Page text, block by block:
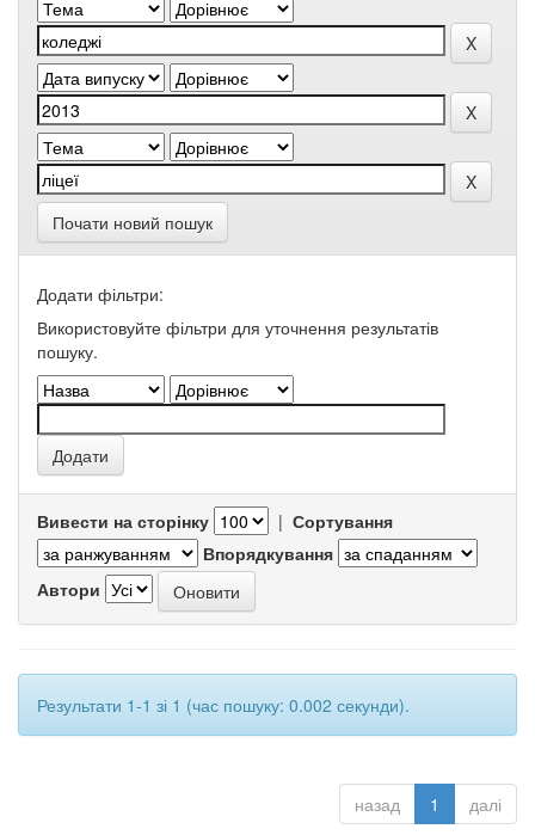
Почати новий пошук
Додати фільтри:
Використовуйте фільтри для уточнення результатів
пошуку.
Вивести на сторінку | Сортування
Впорядкування
Автори
Результати 1-1 зі 1 (час пошуку: 0.002 секунди).
назад 1 далі